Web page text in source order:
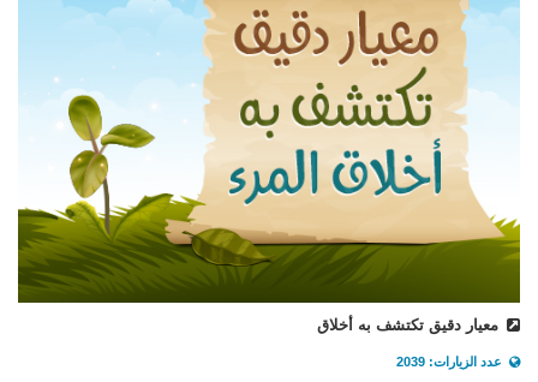
معيار دقيق تكتشف به أخلاق
عدد الزيارات: 2039